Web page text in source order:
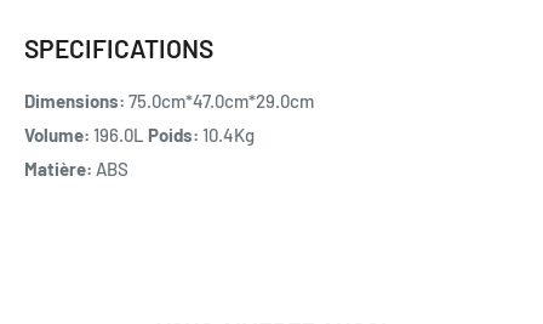
GRAND FORMAT LANZAROTE
SPECIFICATIONS
Dimensions: 75.0cm*47.0cm*29.0cm
Volume: 196.0L Poids: 10.4Kg
Matière: ABS